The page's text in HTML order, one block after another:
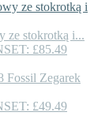
ze stokrotką i...
£85.49
Fossil Zegarek
£49.49